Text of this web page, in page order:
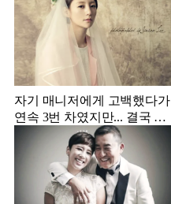
자기 매니저에게 고백했다가
연속 3번 차였지만... 결국 결
혼에 성공한 배우